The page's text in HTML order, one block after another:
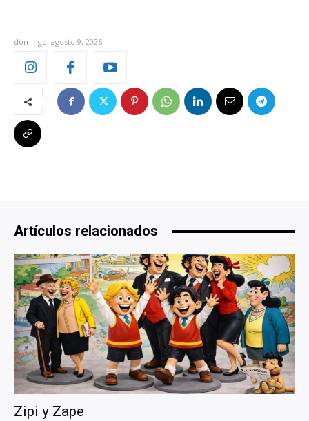
domingo, agosto 9, 2026
Artículos relacionados
Zipi y Zape